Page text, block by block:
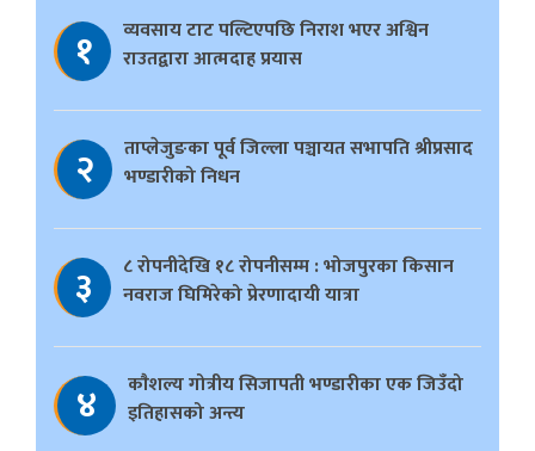
१
व्यवसाय टाट पल्टिएपछि निराश भएर अश्विन
राउतद्वारा आत्मदाह प्रयास
२
ताप्लेजुङका पूर्व जिल्ला पञ्चायत सभापति श्रीप्रसाद
भण्डारीको निधन
३
८ रोपनीदेखि १८ रोपनीसम्म : भोजपुरका किसान
नवराज घिमिरेको प्रेरणादायी यात्रा
४
काैशल्य गोत्रीय सिजापती भण्डारीका एक जिउँदो
इतिहासको अन्त्य